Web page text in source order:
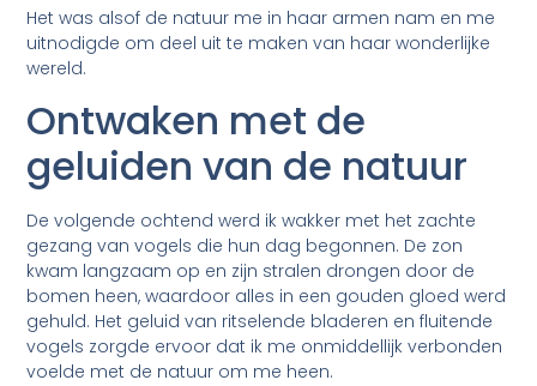
Het was alsof de natuur me in haar armen nam en me
uitnodigde om deel uit te maken van haar wonderlijke
wereld.
Ontwaken met de
geluiden van de natuur
De volgende ochtend werd ik wakker met het zachte
gezang van vogels die hun dag begonnen. De zon
kwam langzaam op en zijn stralen drongen door de
bomen heen, waardoor alles in een gouden gloed werd
gehuld. Het geluid van ritselende bladeren en fluitende
vogels zorgde ervoor dat ik me onmiddellijk verbonden
voelde met de natuur om me heen.